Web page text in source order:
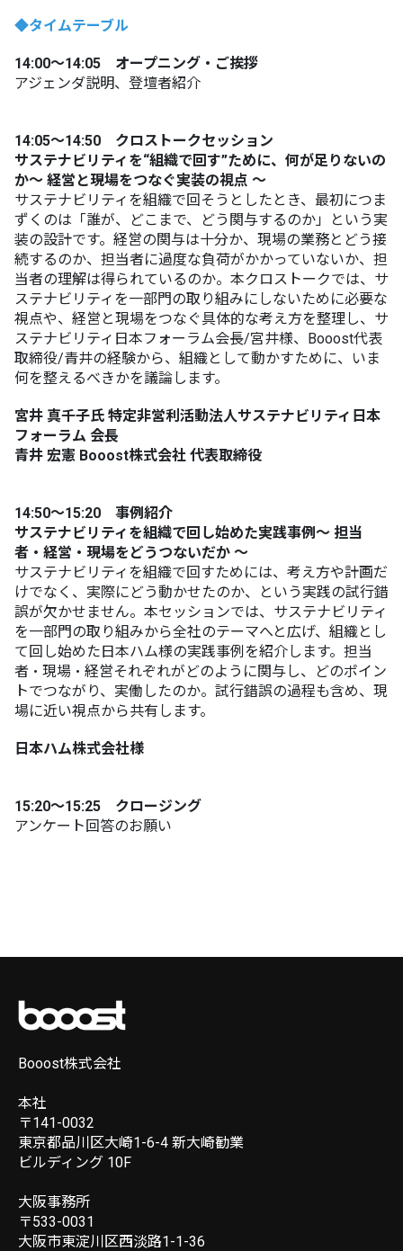
◆タイムテーブル
14:00～14:05 オープニング・ご挨拶
アジェンダ説明、登壇者紹介
14:05～14:50 クロストークセッション
サステナビリティを“組織で回す”ために、何が足りないの
か​～ 経営と現場をつなぐ実装の視点 ～
サステナビリティを組織で回そうとしたとき、最初につま
ずくのは「誰が、どこまで、どう関与するのか」という実
装の設計です。経営の関与は十分か、現場の業務とどう接
続するのか、担当者に過度な負荷がかかっていないか、担
当者の理解は得られているのか。本クロストークでは、サ
ステナビリティを一部門の取り組みにしないために必要な
視点や、経営と現場をつなぐ具体的な考え方を整理し、サ
ステナビリティ日本フォーラム会長/宮井様、Booost代表
取締役/青井の経験から、組織として動かすために、いま
何を整えるべきかを議論します。
宮井 真千子氏 特定非営利活動法人サステナビリティ日本
フォーラム 会長
青井 宏憲 Booost株式会社 代表取締役
14:50～15:20 事例紹介
​サステナビリティを組織で回し始めた実践事例​～ 担当
者・経営・現場をどうつないだか ～​
サステナビリティを組織で回すためには、考え方や計画だ
けでなく、実際にどう動かせたのか、という実践の試行錯
誤が欠かせません。本セッションでは、サステナビリティ
を一部門の取り組みから全社のテーマへと広げ、組織とし
て回し始めた日本ハム様の実践事例を紹介します。担当
者・現場・経営それぞれがどのように関与し、どのポイン
トでつながり、実働したのか。試行錯誤の過程も含め、現
場に近い視点から共有します。
日本ハム株式会社様
15:20～15:25 クロージング
アンケート回答のお願い
Booost株式会社
本社
〒141-0032
東京都品川区大崎1-6-4 新大崎勧業
ビルディング 10F
大阪事務所
〒533-0031
大阪市東淀川区西淡路1-1-36